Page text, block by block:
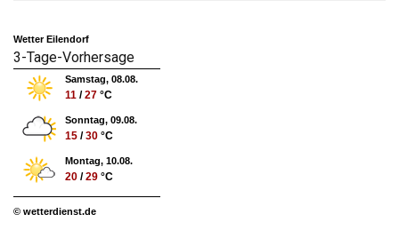
Wetter Eilendorf
3-Tage-Vorhersage
Samstag, 08.08.
11 /27 °C
Sonntag, 09.08.
15 /30 °C
Montag, 10.08.
20 /29 °C
© wetterdienst.de